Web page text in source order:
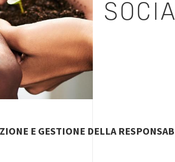
E GESTIONE DELLA